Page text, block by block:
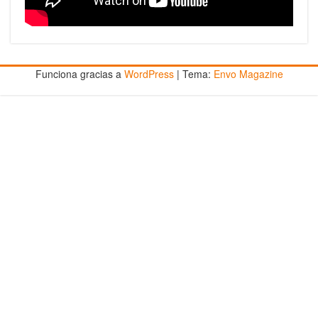
Funciona gracias a WordPress | Tema: Envo Magazine